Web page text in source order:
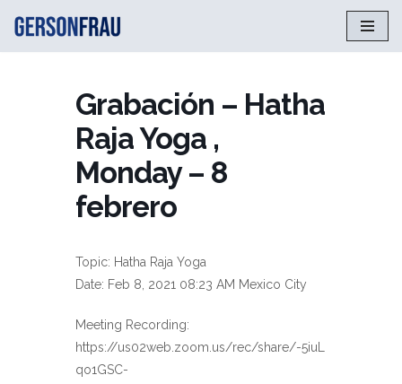
Saltar
Grabación – Hatha
Raja Yoga ,
Monday – 8
febrero
Topic: Hatha Raja Yoga
Date: Feb 8, 2021 08:23 AM Mexico City
Meeting Recording:
https://us02web.zoom.us/rec/share/-5iuL
qo1GSC-